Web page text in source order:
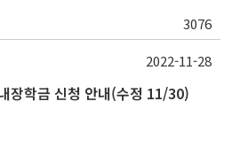
3076
장학금 신청 안내(수정 11/30)
2022-11-28